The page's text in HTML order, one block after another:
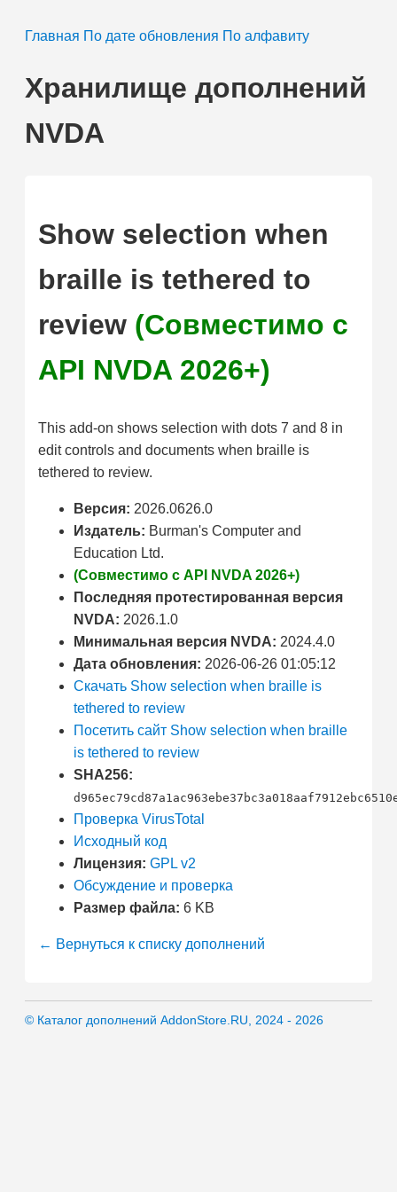
Главная По дате обновления По алфавиту
Хранилище дополнений
NVDA
Show selection when
braille is tethered to
review (Совместимо с
API NVDA 2026+)
This add-on shows selection with dots 7 and 8 in
edit controls and documents when braille is
tethered to review.
Версия: 2026.0626.0
Издатель: Burman's Computer and
Education Ltd.
(Совместимо с API NVDA 2026+)
Последняя протестированная версия
NVDA: 2026.1.0
Минимальная версия NVDA: 2024.4.0
Дата обновления: 2026-06-26 01:05:12
Скачать Show selection when braille is
tethered to review
Посетить сайт Show selection when braille
is tethered to review
SHA256:
Проверка VirusTotal
Исходный код
Лицензия: GPL v2
Обсуждение и проверка
Размер файла: 6 KB
← Вернуться к списку дополнений
© Каталог дополнений AddonStore.RU, 2024 - 2026